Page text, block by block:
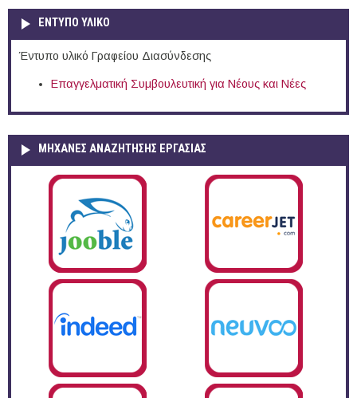
ΕΝΤΥΠΟ ΥΛΙΚΟ
Έντυπο υλικό Γραφείου Διασύνδεσης
Επαγγελματική Συμβουλευτική για Νέους και Νέες
ΜΗΧΑΝΕΣ ΑΝΑΖΗΤΗΣΗΣ ΕΡΓΑΣΙΑΣ